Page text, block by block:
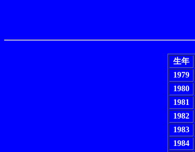
生年
1979
1980
1981
1982
1983
1984